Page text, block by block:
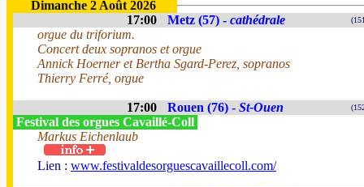
Dimanche 2 Août 2026
17:00
Metz (57) - cathédrale
orgue du triforium.
Concert deux sopranos et orgue
Annick Hoerner et Bertha Sgard-Perez, sopranos
Thierry Ferré, orgue
17:00 Rouen (76) - St-Ouen
Festival des orgues Cavaillé-Coll
Markus Eichenlaub
Lien : www.festivaldesorguescavaillecoll.com/